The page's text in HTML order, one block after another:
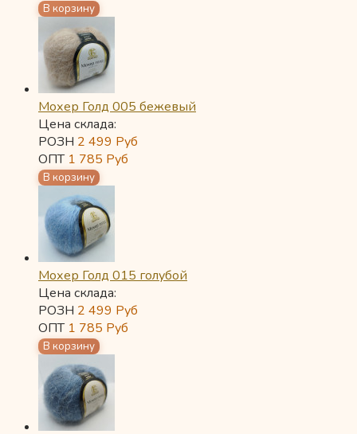
Мохер Голд 005 бежевый
Цена склада:
РОЗН 2 499 Руб
ОПТ 1 785 Руб
Мохер Голд 015 голубой
Цена склада:
РОЗН 2 499 Руб
ОПТ 1 785 Руб